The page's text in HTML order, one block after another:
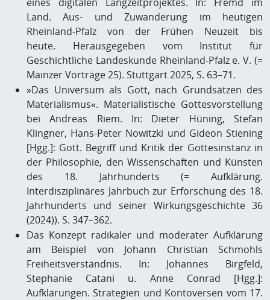
Land. Aus- und Zuwanderung im heutigen
Rheinland-Pfalz von der Frühen Neuzeit bis
heute. Herausgegeben vom Institut für
Geschichtliche Landeskunde Rheinland-Pfalz e. V. (=
Mainzer Vorträge 25). Stuttgart 2025, S. 63–71.
»Das Universum als Gott, nach Grundsätzen des
Materialismus«. Materialistische Gottesvorstellung
bei Andreas Riem. In: Dieter Hüning, Stefan
Klingner, Hans-Peter Nowitzki und Gideon Stiening
[Hgg.]: Gott. Begriff und Kritik der Gottesinstanz in
der Philosophie, den Wissenschaften und Künsten
des 18. Jahrhunderts (= Aufklärung.
Interdisziplinäres Jahrbuch zur Erforschung des 18.
Jahrhunderts und seiner Wirkungsgeschichte 36
(2024)). S. 347–362.
Das Konzept radikaler und moderater Aufklärung
am Beispiel von Johann Christian Schmohls
Freiheitsverständnis. In: Johannes Birgfeld,
Stephanie Catani u. Anne Conrad [Hgg.]:
Aufklärungen. Strategien und Kontoversen vom 17.